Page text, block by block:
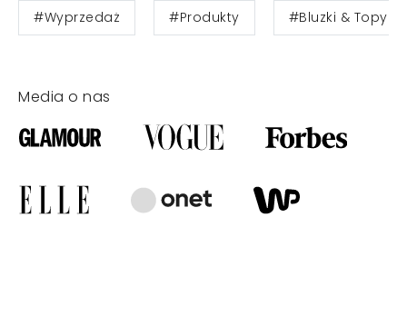
#Wyprzedaż #Produkty #Bluzki & Topy
Media o nas